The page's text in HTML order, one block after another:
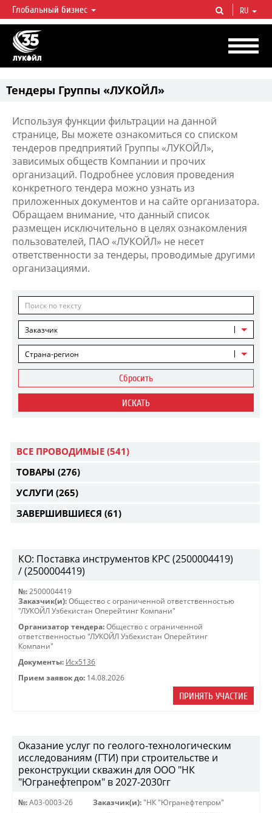
ЛУКОЙЛ СЕГОДНЯ
ЛУКОЙЛ — одна из крупнейших вертикально интегрированных
нефтегазовых компаний в мире, на долю которой приходится более 2%
мировой добычи нефти и около 1% доказанных запасов углеводородов.
Глобальный бизнес RU
Тендеры Группы «ЛУКОЙЛ»
Используя функции фильтрации на данной
странице, Вы можете ознакомиться со списком
тендеров предприятий Группы «ЛУКОЙЛ»,
зависимых обществ Компании и прочих
организаций. Подробнее условия проведения
конкретного тендера можно узнать из
приложенных документов и на сайте организатора.
Обращаем внимание, что данный список
размещен исключительно в целях ознакомления
пользователей, ПАО «ЛУКОЙЛ» не несет
ответственности за тендеры, проводимые другими
организациями.
Заказчик
Страна-регион
Сбросить
ИСКАТЬ
ВСЕ ПРОВОДИМЫЕ (541)
ТОВАРЫ (276)
УСЛУГИ (265)
ЗАВЕРШИВШИЕСЯ (61)
КО: Поставка инструментов КРС (2500004419)
/ (2500004419)
№: 2500004419
Заказчик(и): Общество с ограниченной ответственностью
"ЛУКОЙЛ Узбекистан Оперейтинг Компани"
Организатор тендера: Общество с ограниченной
ответственностью "ЛУКОЙЛ Узбекистан Оперейтинг
Компани"
Документы: Исх5136
Прием заявок до: 14.08.2026
ПРИНЯТЬ УЧАСТИЕ
Оказание услуг по геолого-технологическим
исследованиям (ГТИ) при строительстве и
реконструкции скважин для ООО "НК
"Югранефтепром" в 2027-2030гг
№: A03-0003-26 Заказчик(и): "НК "Югранефтепром"